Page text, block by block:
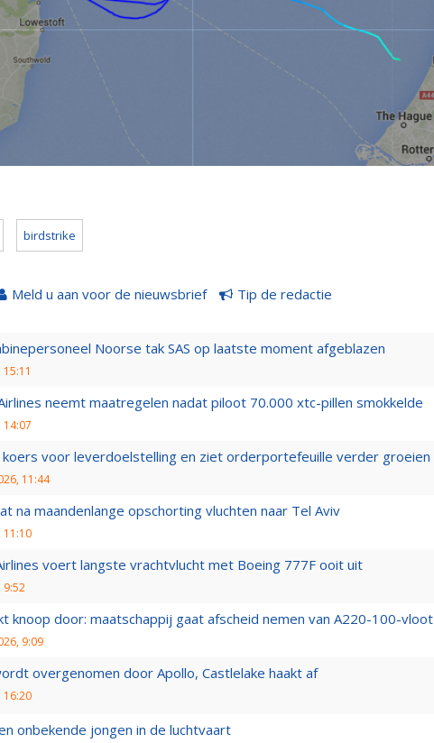
birdstrike
Meld u aan voor de nieuwsbrief Tip de redactie
Noorse tak SAS op laatste moment afgeblazen
neemt maatregelen nadat piloot 70.000 xtc-pillen smokkelde
14:07
koers voor leverdoelstelling en ziet orderportefeuille verder groeien
11:44
na maandenlange opschorting vluchten naar Tel Aviv
11:10
voert langste vrachtvlucht met Boeing 777F ooit uit
9:52
knoop door: maatschappij gaat afscheid nemen van A220-100-vloot
9:09
overgenomen door Apollo, Castlelake haakt af
16:20
onbekende jongen in de luchtvaart